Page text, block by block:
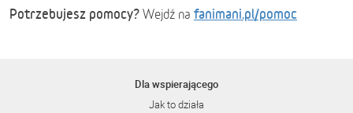
Potrzebujesz pomocy? Wejdź na fanimani.pl/pomoc
Dla wspierającego
Jak to działa